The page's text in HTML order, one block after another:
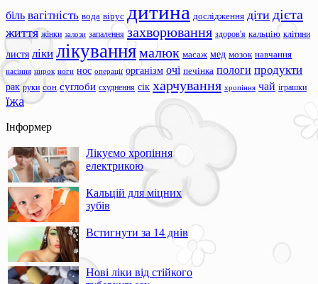
біль вагітність вода вірус дитина дослідження діти дієта
життя жінки залози запалення захворювання здоров'я кальцію клітини
листя ліки лікуваннямалюк масаж мед мозок навчання
насіння нирок ноги нос операції організм очі печінка пологи продукти
рак руки сон суглоби схуднення сік харчування хропіння чай іграшки
їжа
Інформер
Лікуємо хропіння
електрикою
Кальцій для міцних
зубів
Встигнути за 14 днів
Нові ліки від стійкого